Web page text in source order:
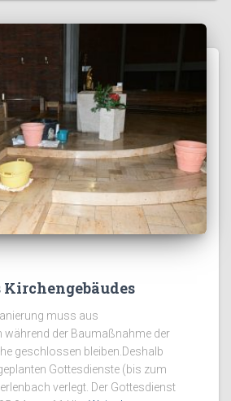
Kirchengebäudes
muss aus
während der Baumaßnahme der
geschlossen bleiben.Deshalb
Gottesdienste (bis zum
verlegt. Der Gottesdienst